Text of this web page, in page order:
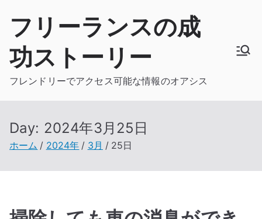
フリーランスの成
功ストーリー
フレンドリーでアクセス可能な情報のオアシス
Day: 2024年3月25日
ホーム 2024年 3月 25日